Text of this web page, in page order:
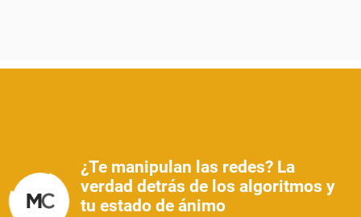
¿Te manipulan las redes? La
verdad detrás de los algoritmos y
tu estado de ánimo